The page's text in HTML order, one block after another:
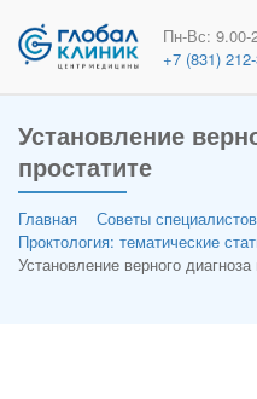
Пн-Вс: 9.00-
+7 (831)
Установление
простатите
Главная
Советы специалистов
Проктология: тематические
Установление верного диагноза